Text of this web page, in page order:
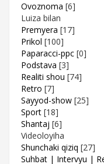
Ovoznoma [6]
Luiza bilan
Premyera [17]
Prikol [100]
Paparacci-ppc [0]
Podstava [3]
Realiti shou [74]
Retro [7]
Sayyod-show [25]
Sport [18]
Shantaj [6]
Videoloyiha
Shunchaki qiziq [27]
Suhbat | Intervyu |